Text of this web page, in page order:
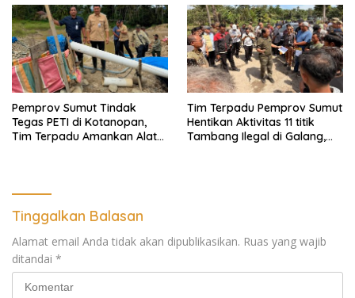
Pemprov Sumut Tindak
Tegas PETI di Kotanopan,
Tim Terpadu Amankan Alat
Tim Terpadu Pemprov Sumut
Hentikan Aktivitas 11 titik
Tambang Ilegal di Galang,
Tinggalkan Balasan
Alamat email Anda tidak akan dipublikasikan. Ruas yang wajib
ditandai *